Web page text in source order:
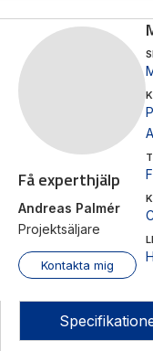
Offertförfrågan
Få experthjälp
Andreas Palmér
Projektsäljare
Kontakta mig